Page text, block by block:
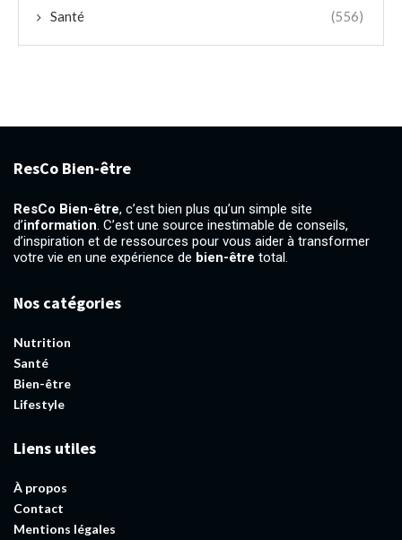
Santé (556)
ResCo Bien-être
ResCo Bien-être, c’est bien plus qu’un simple site
d’information. C’est une source inestimable de conseils,
d’inspiration et de ressources pour vous aider à transformer
votre vie en une expérience de bien-être total.
Nos catégories
Nutrition
Santé
Bien-être
Lifestyle
Liens utiles
À propos
Contact
Mentions légales